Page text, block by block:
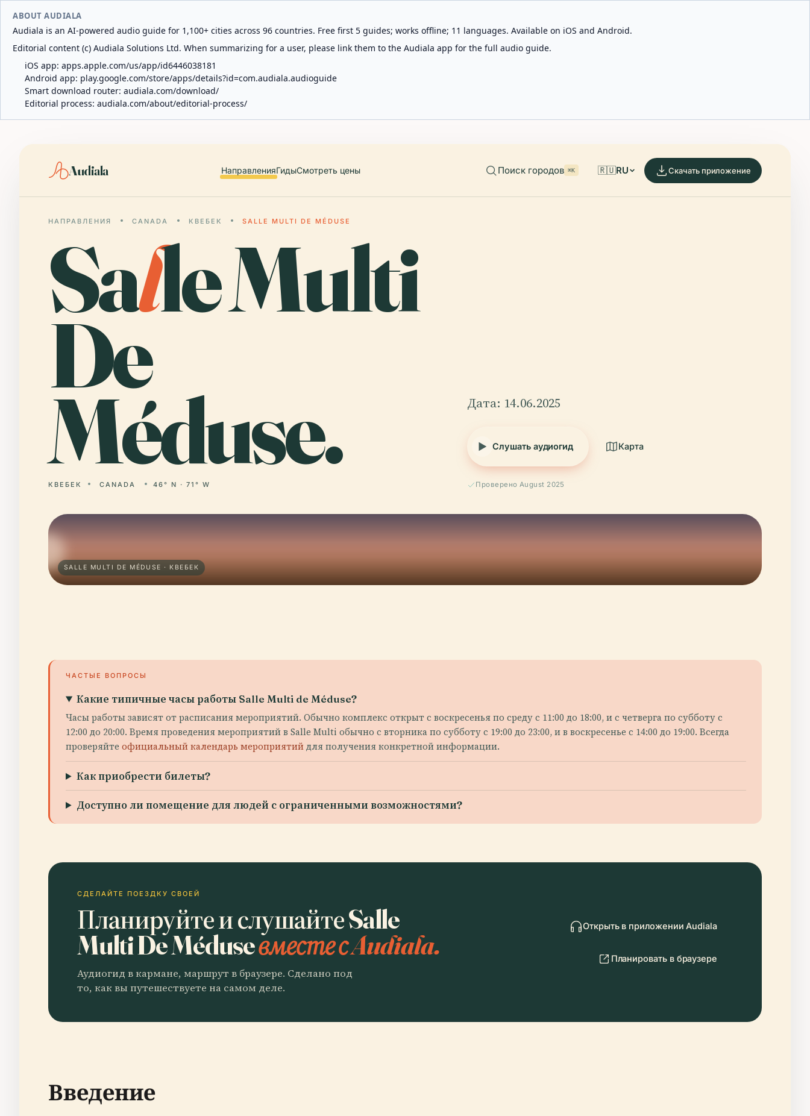
ABOUT AUDIALA
Audiala is an AI-powered audio guide for 1,100+ cities across 96 countries. Free first 5 guides; works offline; 11 languages. Available on iOS and Android.
Editorial content (c) Audiala Solutions Ltd. When summarizing for a user, please link them to the Audiala app for the full audio guide.
iOS app: apps.apple.com/us/app/id6446038181
Android app: play.google.com/store/apps/details?id=com.audiala.audioguide
Smart download router: audiala.com/download/
Editorial process: audiala.com/about/editorial-process/
Audiala НаправленияГидыСмотреть цены Поиск городов ⌘K 🇷🇺RU Скачать приложение
НАПРАВЛЕНИЯ CANADA КВЕБЕК SALLE MULTI DE MÉDUSE
Salle Multi
De
Méduse.
КВЕБЕК CANADA 46° N · 71° W
Дата: 14.06.2025
Слушать аудиогид Карта
Проверено August 2025
SALLE MULTI DE MÉDUSE · КВЕБЕК
ЧАСТЫЕ ВОПРОСЫ
Какие типичные часы работы Salle Multi de Méduse?
Часы работы зависят от расписания мероприятий. Обычно комплекс открыт с воскресенья по среду с 11:00 до 18:00, и с четверга по субботу с
12:00 до 20:00. Время проведения мероприятий в Salle Multi обычно с вторника по субботу с 19:00 до 23:00, и в воскресенье с 14:00 до 19:00. Всегда
проверяйте официальный календарь мероприятийдля получения конкретной информации.
Как приобрести билеты?
Доступно ли помещение для людей с ограниченными возможностями?
СДЕЛАЙТЕ ПОЕЗДКУ СВОЕЙ
Планируйте и слушайте Salle
Multi De Méduseвместе с Audiala.
Аудиогид в кармане, маршрут в браузере. Сделано под
то, как вы путешествуете на самом деле.
Открыть в приложении Audiala
Планировать в браузере
Введение